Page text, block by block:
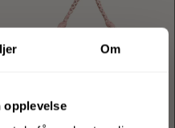
Om
opplevelse